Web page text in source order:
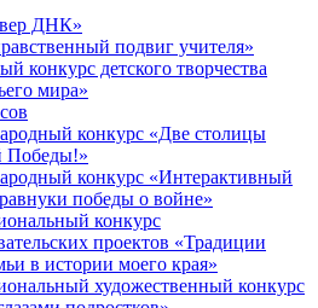
ДНК»
подвиг учителя»
конкурс детского творчества
мира»
конкурс «Две столицы
Победы!»
конкурс «Интерактивный
победы о войне»
конкурс
проектов «Традиции
в истории моего края»
художественный конкурс